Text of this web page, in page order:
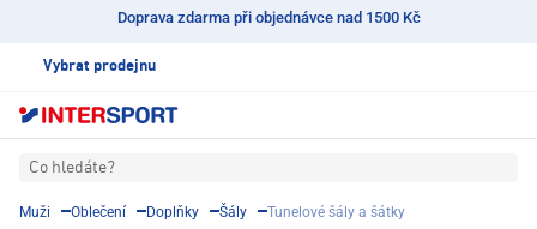
Doprava zdarma při objednávce nad 1500 Kč
Vybrat prodejnu
Co hledáte?
Muži Oblečení Doplňky Šály Tunelové šály a šátky